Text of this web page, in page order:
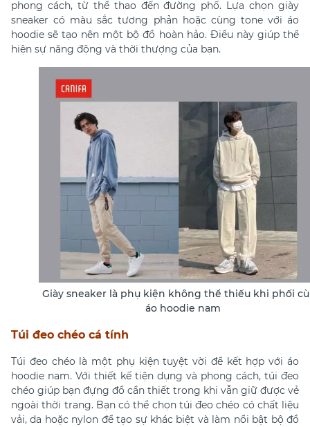
phong cách, từ thể thao đến đường phố. Lựa chọn giày
sneaker có màu sắc tương phản hoặc cùng tone với áo
hoodie sẽ tạo nên một bộ đồ hoàn hảo. Điều này giúp thể
hiện sự năng động và thời thượng của bạn.
Giày sneaker là phụ kiện không thể thiếu khi phối
áo hoodie nam
Túi đeo chéo cá tính
Túi đeo chéo là một phụ kiện tuyệt vời để kết hợp với áo
hoodie nam. Với thiết kế tiện dụng và phong cách, túi đeo
chéo giúp bạn đựng đồ cần thiết trong khi vẫn giữ được vẻ
ngoài thời trang. Bạn có thể chọn túi đeo chéo có chất liệu
vải, da hoặc nylon để tạo sự khác biệt và làm nổi bật bộ đồ